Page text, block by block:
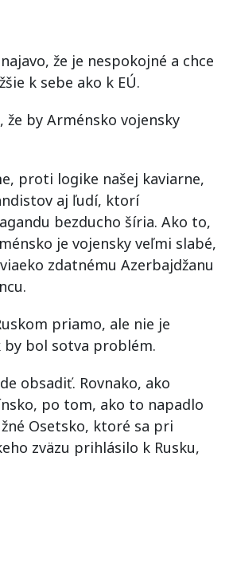
že je nespokojné a chce
k sebe ako k EÚ.
že by Arménsko vojensky
proti logike našej kaviarne,
aj ľudí, ktorí
bezducho šíria. Ako to,
je vojensky veľmi slabé,
zdatnému Azerbajdžanu
priamo, ale nie je
by bol sotva problém.
obsadiť. Rovnako, ako
po tom, ako to napadlo
Osetsko, ktoré sa pri
zväzu prihlásilo k Rusku,